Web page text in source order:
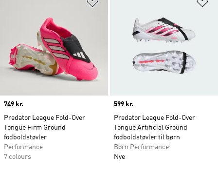
Price
749 kr.
Predator League Fold-Over
Tongue Firm Ground
fodboldstøvler
Performance
7 colours
Price
599 kr.
Predator League Fold-Over
Tongue Artificial Ground
fodboldstøvler til børn
Børn Performance
Nye